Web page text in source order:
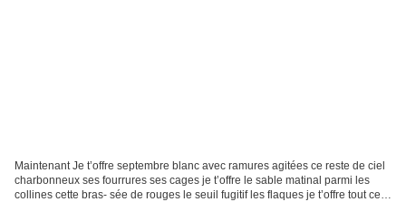
Maintenant Je t’offre septembre blanc avec ramures agitées ce reste de ciel
charbonneux ses fourrures ses cages je t’offre le sable matinal parmi les
collines cette bras- sée de rouges le seuil fugitif les flaques je t’offre tout ce